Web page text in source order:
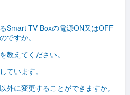
Smart TV Boxの電源ON又はOFF
ですか。
教えてください。
ています。
外に変更することができますか。